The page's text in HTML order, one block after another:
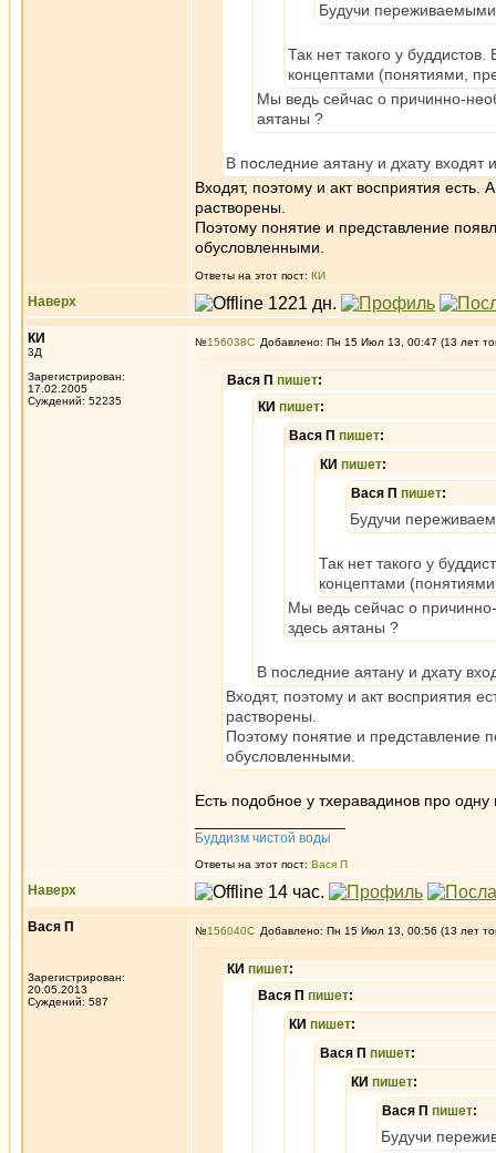
Будучи
Так нет такого у
концептами (понятиями,
Мы ведь сейчас о причинно-
аятаны ?
В последние аятану и дхату входят
Входят, поэтому и акт восприятия
растворены.
Поэтому понятие и представление
обусловленными.
Ответы на этот пост: КИ
Наверх
КИ
3Д
Зарегистрирован:
17.02.2005
Суждений: 52235
№156038 Добавлено: Пн 15 Июл 13, 00:47 (13 лет
Вася П пишет:
КИ пишет:
Вася П пишет:
КИ пишет:
Вася П пишет:
Будучи
Так нет такого у
концептами
Мы ведь сейчас о
здесь аятаны ?
В последние аятану и дхату
Входят, поэтому и акт восприятия
растворены.
Поэтому понятие и представление
обусловленными.
Есть подобное у тхеравадинов про
Буддизм чистой воды
Ответы на этот пост: Вася П
Наверх
Вася П
Зарегистрирован:
20.05.2013
Суждений: 587
№156040 Добавлено: Пн 15 Июл 13, 00:56 (13 лет
КИ пишет:
Вася П пишет:
КИ пишет:
Вася П пишет:
КИ пишет:
Вася П пишет:
Будучи